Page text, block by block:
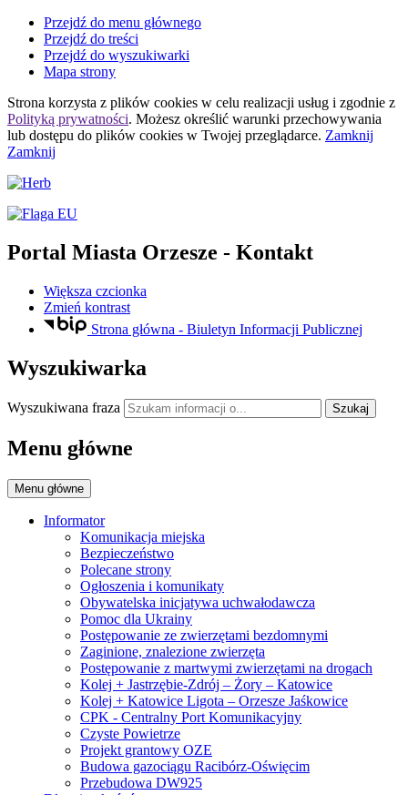
Przejdź do menu głównego
Przejdź do treści
Przejdź do wyszukiwarki
Mapa strony
Strona korzysta z plików cookies w celu realizacji usług i zgodnie z
Polityką prywatności. Możesz określić warunki przechowywania
lub dostępu do plików cookies w Twojej przeglądarce. Zamknij
Zamknij
Portal Miasta Orzesze - Kontakt
Większa czcionka
Zmień kontrast
Strona główna - Biuletyn Informacji Publicznej
Wyszukiwarka
Wyszukiwana fraza Szukaj
Menu główne
Menu główne
Informator
Komunikacja miejska
Bezpieczeństwo
Polecane strony
Ogłoszenia i komunikaty
Obywatelska inicjatywa uchwałodawcza
Pomoc dla Ukrainy
Postępowanie ze zwierzętami bezdomnymi
Zaginione, znalezione zwierzęta
Postępowanie z martwymi zwierzętami na drogach
Kolej + Jastrzębie-Zdrój – Żory – Katowice
Kolej + Katowice Ligota – Orzesze Jaśkowice
CPK - Centralny Port Komunikacyjny
Czyste Powietrze
Projekt grantowy OZE
Budowa gazociągu Racibórz-Oświęcim
Przebudowa DW925